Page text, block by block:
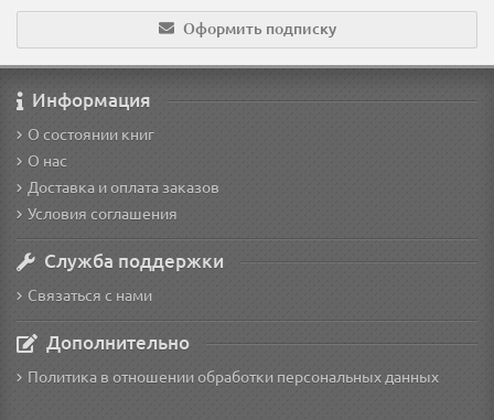
Оформить подписку
Информация
О состоянии книг
О нас
Доставка и оплата заказов
Условия соглашения
Служба поддержки
Связаться с нами
Дополнительно
Политика в отношении обработки персональных данных